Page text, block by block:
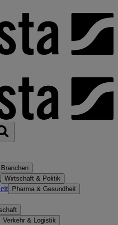
Wirtschaft & Politik
Pharma & Gesundheit
Verkehr & Logistik